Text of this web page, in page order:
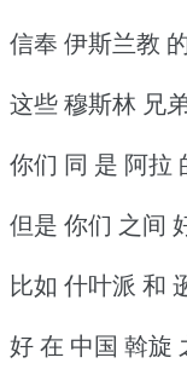
信奉 伊斯兰教
这些 穆斯林 兄
你们 同 是 阿拉
但是 你们 之间
比如 什叶派 和
好 在 中国 斡旋